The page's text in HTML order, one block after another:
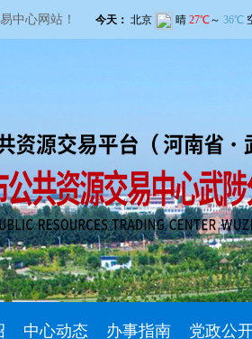
中心网站！
中心动态 办事指南 党政公